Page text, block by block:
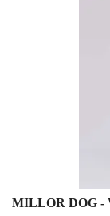
MILLOR DOG -